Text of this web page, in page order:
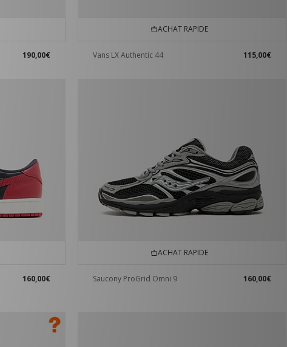
190,00€
ACHAT RAPIDE
Vans LX Authentic 44 115,00€
160,00€
ACHAT RAPIDE
Saucony ProGrid Omni 9 160,00€